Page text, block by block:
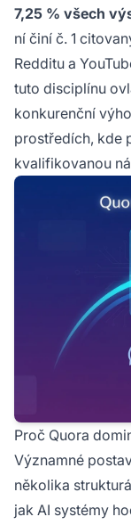
7,25 % všech
ní činí č. 1
Redditu a
tuto disciplínu
konkurenční
prostředích, kde
kvalifikovanou
Proč Quora
Významné
několika
jak AI systémy